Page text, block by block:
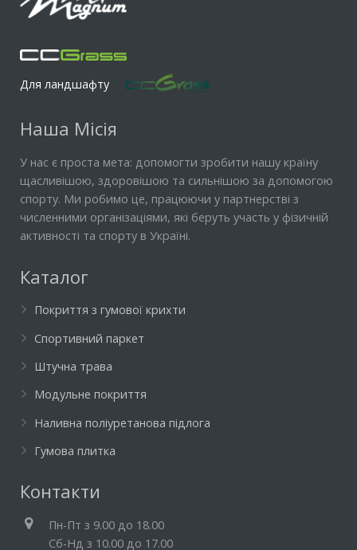
Для ландшафту
Наша Місія
У нас є проста мета: допомогти зробити нашу країну
щасливішою, здоровішою та сильнішою за допомогою
спорту. Ми робимо це, працюючи у партнерстві з
численними організаціями, які беруть участь у фізичній
активності та спорту в Україні.
Каталог
Покриття з гумової крихти
Спортивний паркет
Штучна трава
Модульне покриття
Наливна поліуретанова підлога
Гумова плитка
Контакти
Пн-Пт з 9.00 до 18.00
Cб-Нд з 10.00 до 17.00